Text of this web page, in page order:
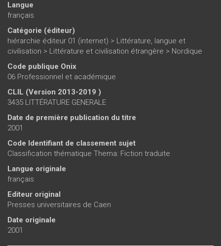
Langue
français
Catégorie (éditeur)
hiérarchie éditeur 01 (internet) > Littérature, langue et
civilisation > Littérature et civilisation étrangère > Nordique
Code publique Onix
06 Professionnel et académique
CLIL (Version 2013-2019 )
3435 LITTÉRATURE GENERALE
Date de première publication du titre
2001
Code Identifiant de classement sujet
Classification thématique Thema: Fiction traduite
Langue originale
français
Editeur original
Presses universitaires de Caen
Date originale
2001